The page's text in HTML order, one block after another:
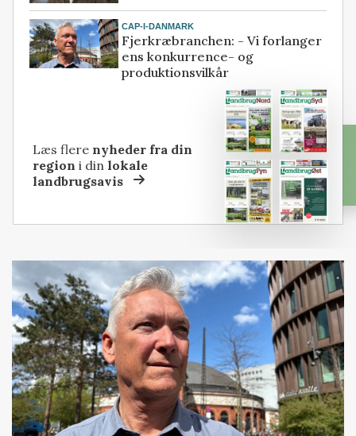
CAP-I-DANMARK
Fjerkræbranchen: - Vi forlanger
ens konkurrence- og
produktionsvilkår
Læs flere nyheder fra din
region i dinlokale
landbrugsavis